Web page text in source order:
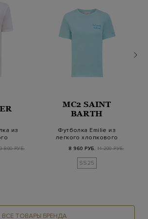
из
с
800 РУБ.
MC2 SAINT
BARTH
Футболка Emilie из
легкого хлопкового
джерси с вышивко…
8 960 РУБ. 11 200 РУБ.
SS25
ВСЕ ТОВАРЫ БРЕНДА